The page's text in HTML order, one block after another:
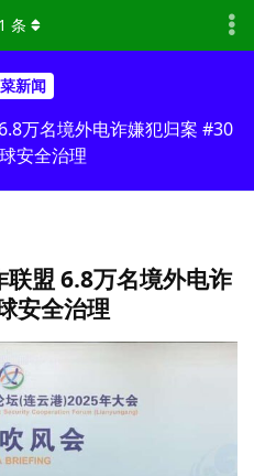
新闻
万名境外电诈嫌犯归案 #30
安全治理
1 条
盟 6.8万名境外电诈
安全治理